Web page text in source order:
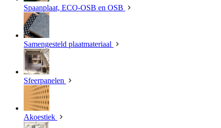
Spaanplaat, ECO-OSB en OSB
Samengesteld plaatmateriaal
Sfeerpanelen
Akoestiek